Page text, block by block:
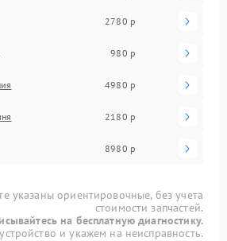
2780 р
980 р
4980 р
2180 р
8980 р
указаны ориентировочные, без учета
стоимости запчастей.
на бесплатную диагностику.
и укажем на неисправность.